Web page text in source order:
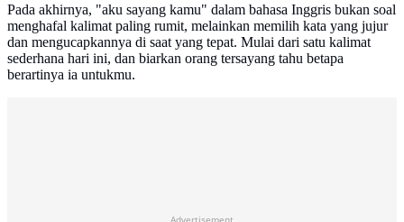
Pada akhirnya, "aku sayang kamu" dalam bahasa Inggris bukan soal
menghafal kalimat paling rumit, melainkan memilih kata yang jujur
dan mengucapkannya di saat yang tepat. Mulai dari satu kalimat
sederhana hari ini, dan biarkan orang tersayang tahu betapa
berartinya ia untukmu.
Advertisement